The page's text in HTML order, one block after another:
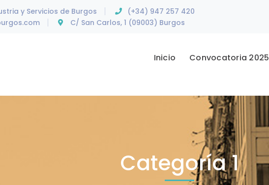
y Servicios de Burgos
(+34) 947 257 420
C/ San Carlos, 1 (09003) Burgos
Inicio Convocatoria 2025
Categoría 1